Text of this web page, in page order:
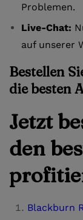
Problemen.
Live-Chat:
auf unserer
Bestellen
die besten
Jetzt
den
Blackburn